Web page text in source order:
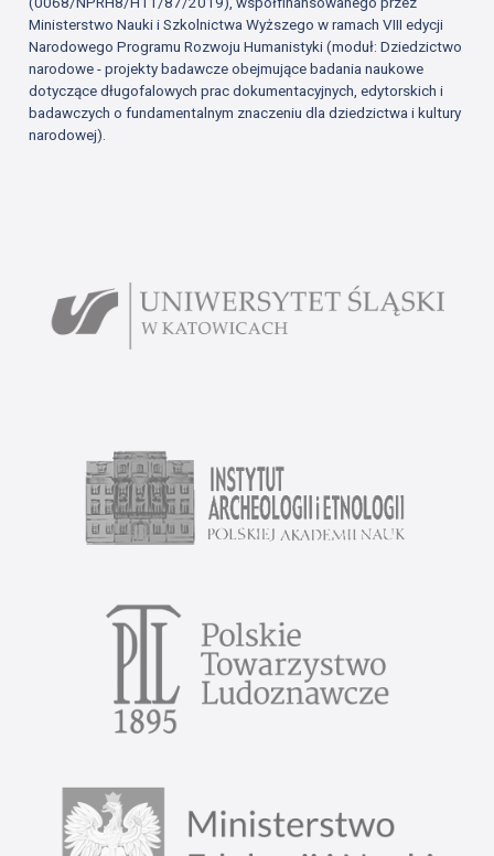
Ministerstwo Nauki i Szkolnictwa Wyższego w ramach VIII edycji
Narodowego Programu Rozwoju Humanistyki (moduł: Dziedzictwo
narodowe - projekty badawcze obejmujące badania naukowe
dotyczące długofalowych prac dokumentacyjnych, edytorskich i
badawczych o fundamentalnym znaczeniu dla dziedzictwa i kultury
narodowej).